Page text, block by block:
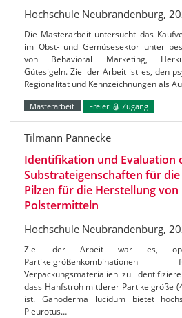
Hochschule Neubrandenburg,
Die Masterarbeit untersucht das
im Obst- und Gemüsesektor unter
von Behavioral Marketing,
Gütesigeln. Ziel der Arbeit ist es, den
Regionalität und Kennzeichnungen als
Masterarbeit Freier Zugang
Tilmann Pannecke
Identifikation und Evaluation
Substrateigenschaften für
Pilzen für die Herstellung
Polstermitteln
Hochschule Neubrandenburg,
Ziel der Arbeit war es,
Verpackungsmaterialien zu
dass Hanfstroh mittlerer Partikelgröße
ist. Ganoderma lucidum bietet
Pleurotus…